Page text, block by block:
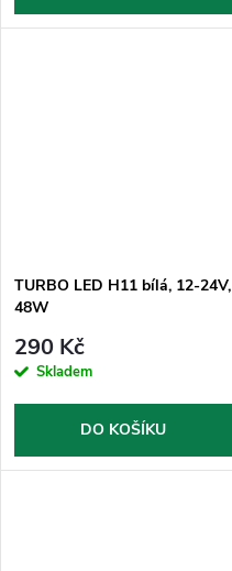
TURBO LED H11 bílá, 12-24V,
48W
290 Kč
Skladem
DO KOŠÍKU